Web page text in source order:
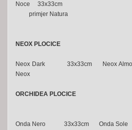
Noce 33x33cm
primjer Natura
NEOX PLOCICE
Neox Dark 33x33cm Neox
Neox
ORCHIDEA PLOCICE
Onda Nero 33x33cm Onda